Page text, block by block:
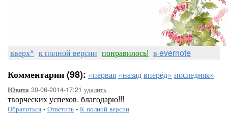
вверх^ к полной версии понравилось! в evernote
Комментарии (98): «первая «назадвперёд» последняя»
Ювита 30-06-2014-17:21 удалить
творческих успехов. благодарю!!!
Обратиться - Ответить - К полной версии